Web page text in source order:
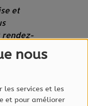
nous
les services et les
et pour améliorer
et
rendez-
6h à
Lux !